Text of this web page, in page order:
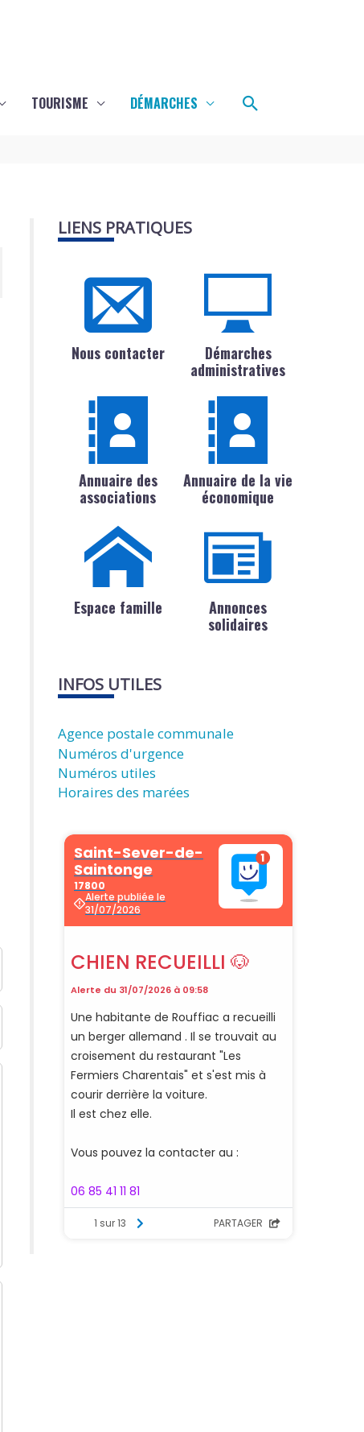
TOURISME DÉMARCHES Rechercher
LIENS PRATIQUES
Nous contacter
Démarches
administratives
Annuaire des
associations
Annuaire de la vie
économique
Espace famille
Annonces
solidaires
INFOS UTILES
Agence postale communale
Numéros d'urgence
Numéros utiles
Horaires des marées